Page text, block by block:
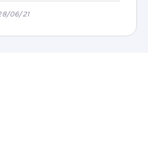
06/21